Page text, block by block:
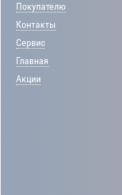
Покупателю
Контакты
Сервис
Главная
Акции